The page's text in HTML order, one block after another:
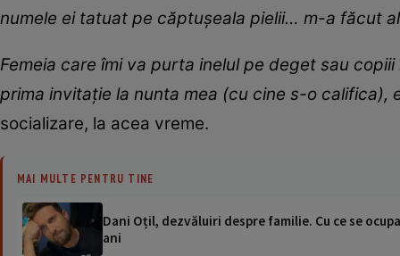
numele ei tatuat pe căptuşeala pielii… m-a făcut
Femeia care îmi va purta inelul pe deget sau
prima invitaţie la nunta mea (cu cine s-o califica),
socializare, la acea vreme.
MAI MULTE PENTRU TINE
Dani Oțil, dezvăluiri despre familie. Cu ce se
ani